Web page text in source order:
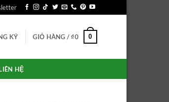
KÝ GIỎ HÀNG /₫0 0
HỆ